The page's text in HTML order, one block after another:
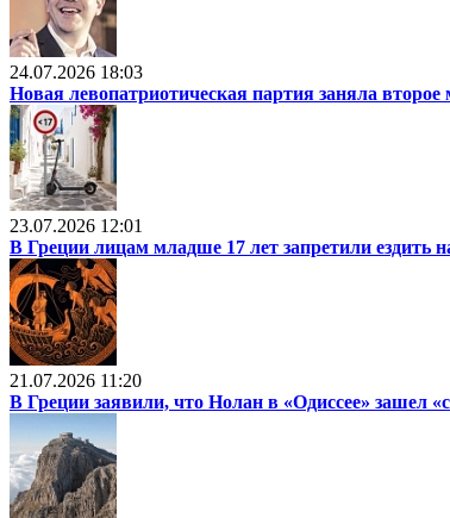
24.07.2026 18:03
Новая левопатриотическая партия заняла второе
23.07.2026 12:01
В Греции лицам младше 17 лет запретили ездить
21.07.2026 11:20
В Греции заявили, что Нолан в «Одиссее» зашел